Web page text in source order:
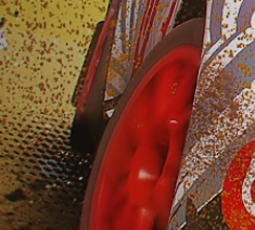
€69,99